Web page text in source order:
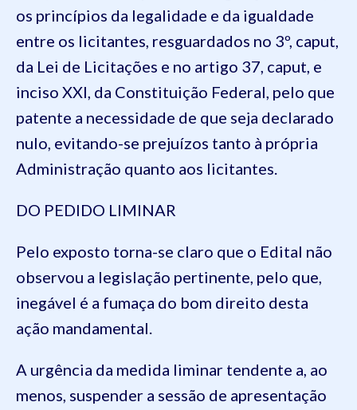
os princípios da legalidade e da igualdade
entre os licitantes, resguardados no 3º, caput,
da Lei de Licitações e no artigo 37, caput, e
inciso XXI, da Constituição Federal, pelo que
patente a necessidade de que seja declarado
nulo, evitando-se prejuízos tanto à própria
Administração quanto aos licitantes.
DO PEDIDO LIMINAR
Pelo exposto torna-se claro que o Edital não
observou a legislação pertinente, pelo que,
inegável é a fumaça do bom direito desta
ação mandamental.
A urgência da medida liminar tendente a, ao
menos, suspender a sessão de apresentação